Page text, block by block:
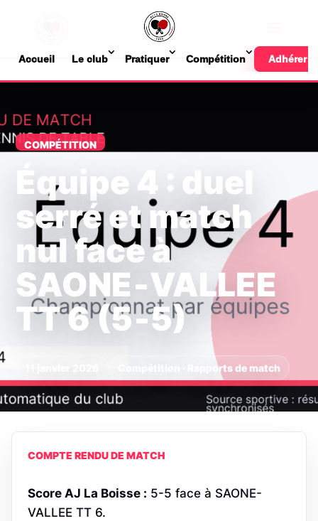
Accueil Le club Pratiquer Compétition Adhérer
COMPÉTITION
Équipe 4 : duel
serré et match
nul face à
SAONE‑VALLEE
TT 6 (5‑5)
Compétition · Rapports de match
COMPTE RENDU DE MATCH
Score AJ La Boisse : 5-5 face à SAONE-
VALLEE TT 6.